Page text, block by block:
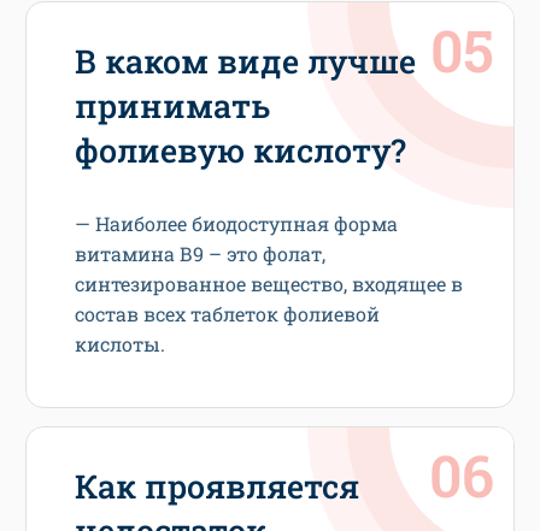
В каком виде лучше
принимать
фолиевую кислоту?
— Наиболее биодоступная форма
витамина В9 – это фолат,
синтезированное вещество, входящее в
состав всех таблеток фолиевой
кислоты.
Как проявляется